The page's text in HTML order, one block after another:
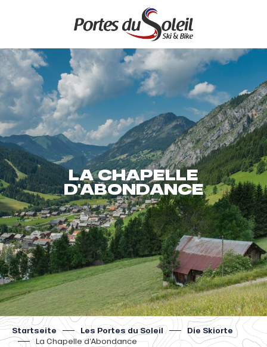
principal
LA CHAPELLE
D'ABONDANCE
Startseite Les Portes du Soleil
Die Skiorte
La Chapelle d’Abondance